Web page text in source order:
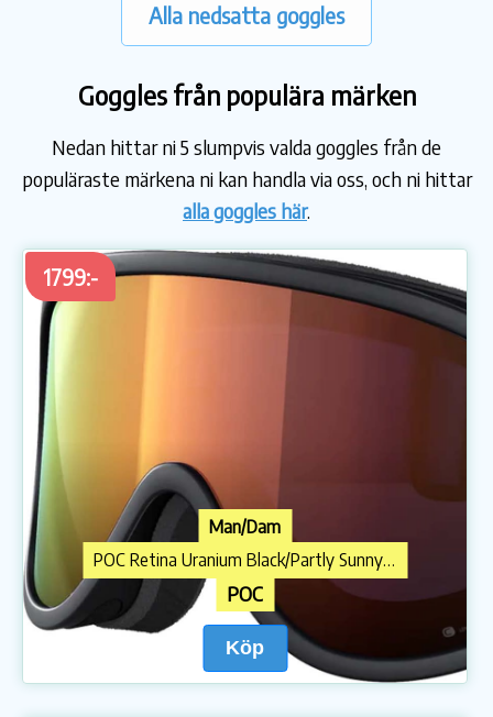
Alla nedsatta goggles
Goggles från populära märken
Nedan hittar ni 5 slumpvis valda goggles från de
populäraste märkena ni kan handla via oss, och ni hittar
alla goggles här.
1799:-
Man/Dam
POC Retina Uranium Black/Partly Sunny Orange
POC
Köp